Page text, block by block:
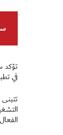
تؤكد
في